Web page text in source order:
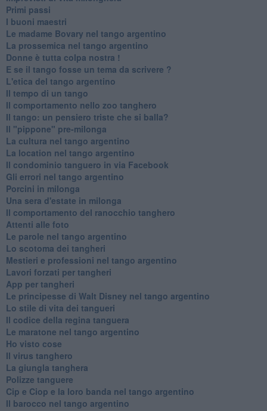
Primi passi
I buoni maestri
Le madame Bovary nel tango argentino
La prossemica nel tango argentino
Donne è tutta colpa nostra !
E se il tango fosse un tema da scrivere ?
L'etica del tango argentino
Il tempo di un tango
Il comportamento nello zoo tanghero
Il tango: un pensiero triste che si balla?
Il "pippone" pre-milonga
La cultura nel tango argentino
La location nel tango argentino
Il condominio tanguero in via Facebook
Gli errori nel tango argentino
Porcini in milonga
Una sera d'estate in milonga
Il comportamento del ranocchio tanghero
Attenti alle foto
Le parole nel tango argentino
Lo scotoma dei tangheri
Mestieri e professioni nel tango argentino
Lavori forzati per tangheri
App per tangheri
Le principesse di Walt Disney nel tango argentino
Lo stile di vita dei tangueri
Il codice della regina tanguera
Le maratone nel tango argentino
Ho visto cose
Il virus tanghero
La giungla tanghera
Polizze tanguere
Cip e Ciop e la loro banda nel tango argentino
Il barocco nel tango argentino